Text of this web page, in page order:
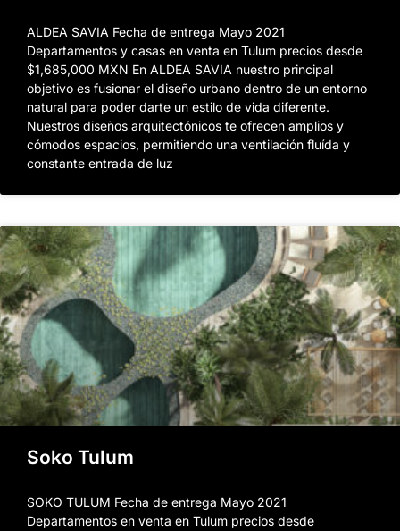
ALDEA SAVIA Fecha de entrega Mayo 2021
Departamentos y casas en venta en Tulum precios desde
$1,685,000 MXN En ALDEA SAVIA nuestro principal
objetivo es fusionar el diseño urbano dentro de un entorno
natural para poder darte un estilo de vida diferente.
Nuestros diseños arquitectónicos te ofrecen amplios y
cómodos espacios, permitiendo una ventilación fluída y
constante entrada de luz
Soko Tulum
SOKO TULUM Fecha de entrega Mayo 2021
Departamentos en venta en Tulum precios desde